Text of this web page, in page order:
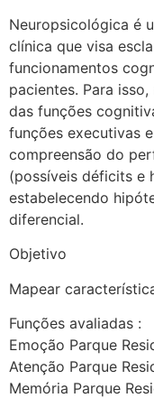
Neuropsicológica é
clínica que visa
funcionamentos
pacientes. Para
das funções
funções executivas
compreensão do
(possíveis déficits e
estabelecendo
diferencial.
Objetivo
Mapear
Funções avaliadas :
Emoção Parque
Atenção Parque
Memória Parque